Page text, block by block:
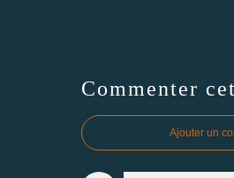
Commenter
Ajouter un